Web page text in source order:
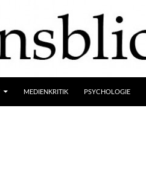
MEDIENKRITIK PSYCHOLOGIE